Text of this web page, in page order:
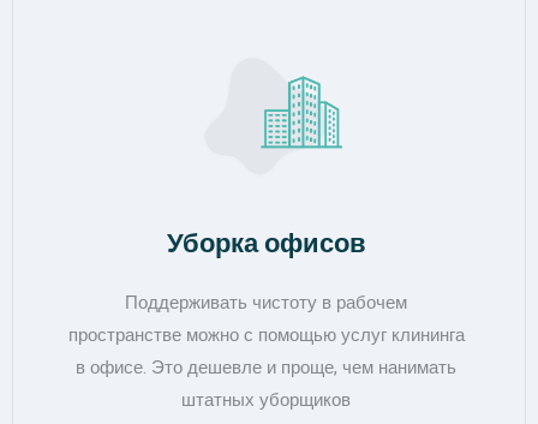
Уборка офисов
Поддерживать чистоту в рабочем
пространстве можно с помощью услуг клининга
в офисе. Это дешевле и проще, чем нанимать
штатных уборщиков